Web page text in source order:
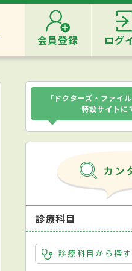
会員登録 ログ
「ドクターズ・ファイ
特設サイトに
診療科目
診療科目から探す